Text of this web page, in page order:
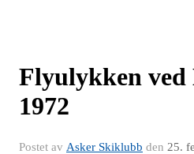
Flyulykken ved
1972
Postet av Asker Skiklubb den 25.